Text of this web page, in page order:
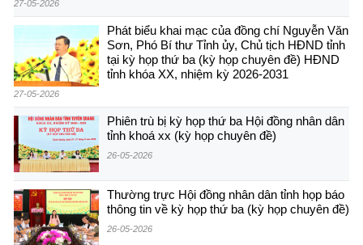
27-05-2026
Phát biểu khai mạc của đồng chí Nguyễn Văn
Sơn, Phó Bí thư Tỉnh ủy, Chủ tịch HĐND tỉnh
tại kỳ họp thứ ba (kỳ họp chuyên đề) HĐND
tỉnh khóa XX, nhiệm kỳ 2026-2031
27-05-2026
Phiên trù bị kỳ họp thứ ba Hội đồng nhân dân
tỉnh khoá xx (kỳ họp chuyên đề)
26-05-2026
Thường trực Hội đồng nhân dân tỉnh họp báo
thông tin về kỳ họp thứ ba (kỳ họp chuyên đề)
26-05-2026